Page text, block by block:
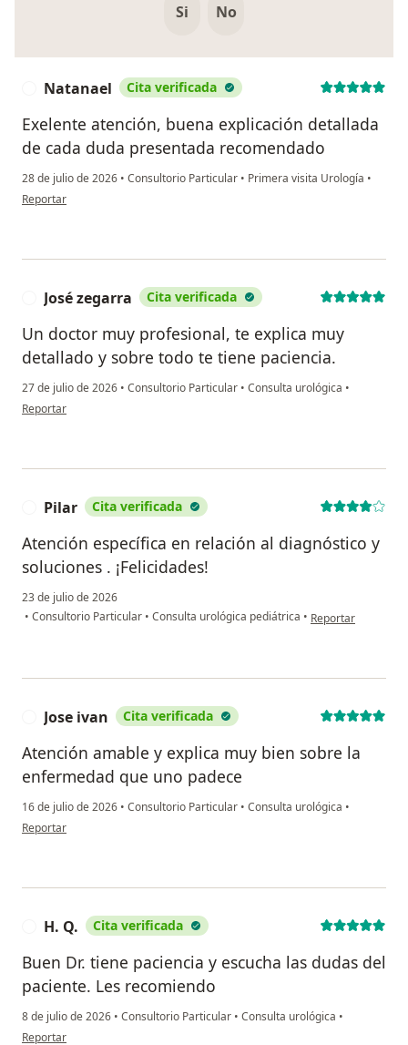
Si No
Natanael Cita verificada
Exelente atención, buena explicación detallada
de cada duda presentada recomendado
28 de julio de 2026 • Consultorio Particular • Primera visita Urología •
en opinión del usuario Natanael
Reportar
José zegarra Cita verificada
Un doctor muy profesional, te explica muy
detallado y sobre todo te tiene paciencia.
27 de julio de 2026 • Consultorio Particular • Consulta urológica •
en opinión del usuario José zegarra
Reportar
Pilar Cita verificada
Atención específica en relación al diagnóstico y
soluciones . ¡Felicidades!
23 de julio de 2026
• Consultorio Particular • Consulta urológica pediátrica • en opinión del
Reportar
Jose ivan Cita verificada
Atención amable y explica muy bien sobre la
enfermedad que uno padece
16 de julio de 2026 • Consultorio Particular • Consulta urológica •
en opinión del usuario Jose ivan
Reportar
H. Q. Cita verificada
Buen Dr. tiene paciencia y escucha las dudas del
paciente. Les recomiendo
8 de julio de 2026 • Consultorio Particular • Consulta urológica •
en opinión del usuario H. Q.
Reportar